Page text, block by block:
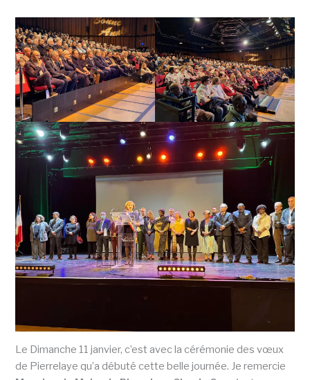
Le Dimanche 11 janvier, c’est avec la cérémonie des vœux
de Pierrelaye qu’a débuté cette belle journée. Je remercie